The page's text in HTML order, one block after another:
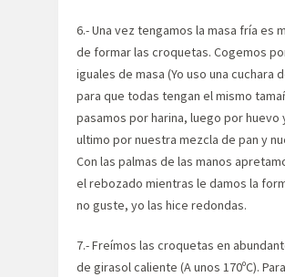
6.- Una vez tengamos la masa fría es
de formar las croquetas. Cogemos
iguales de masa (Yo uso una cuchara
para que todas tengan el mismo
pasamos por harina, luego por huevo
ultimo por nuestra mezcla de pan y
Con las palmas de las manos
el rebozado mientras le damos la
no guste, yo las hice redondas.
7.- Freímos las croquetas en
de girasol caliente (A unos 170ºC).